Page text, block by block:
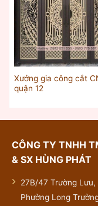
Xưởng gia công cắt
quận 12
CÔNG TY TNHH
& SX HÙNG PHÁT
27B/47 Trường Lưu,
Phường Long